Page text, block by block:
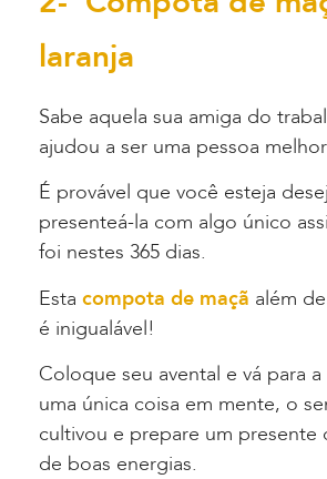
laranja
Sabe aquela sua amiga do
ajudou a ser uma pessoa
É provável que você esteja
presenteá-la com algo único
foi nestes 365 dias.
Esta compota de maçã além
é inigualável!
Coloque seu avental e vá para
uma única coisa em mente, o
cultivou e prepare um presente
de boas energias.